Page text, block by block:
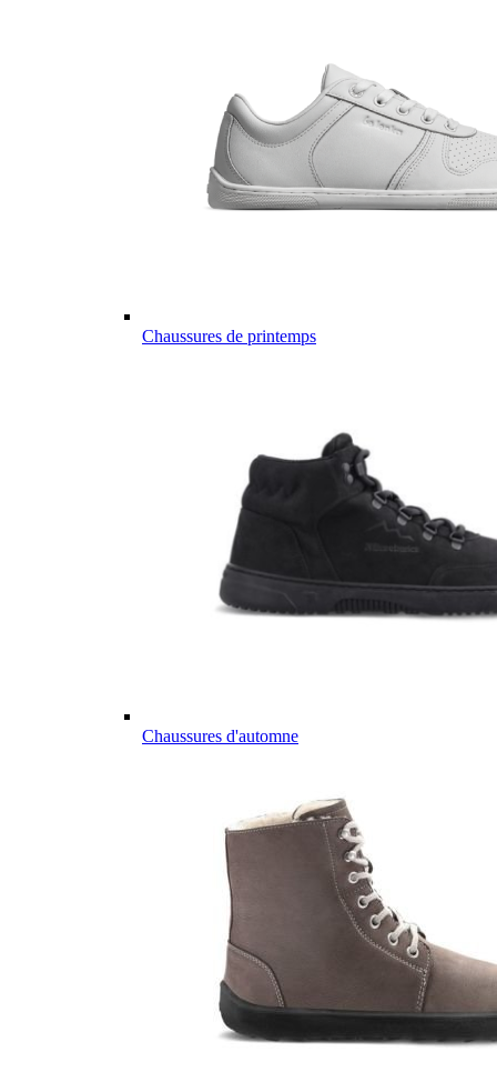
Chaussures de printemps
Chaussures d'automne